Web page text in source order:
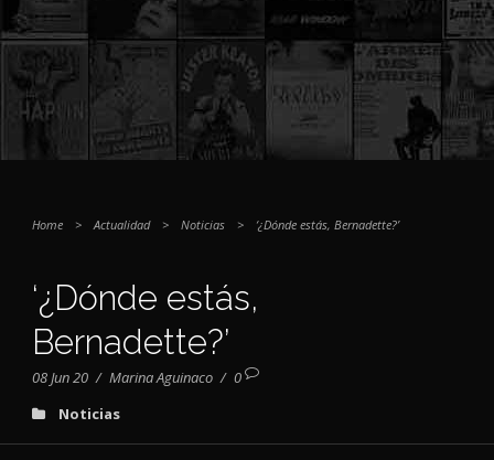
Home > Actualidad > Noticias > ‘¿Dónde estás, Bernadette?’
‘¿Dónde estás,
Bernadette?’
08 Jun 20 / Marina Aguinaco / 0
Noticias